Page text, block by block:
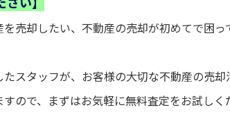
売却したい、不動産の売却が初めてで困っ
スタッフが、お客様の大切な不動産の売却
ので、まずはお気軽に無料査定をお試しく